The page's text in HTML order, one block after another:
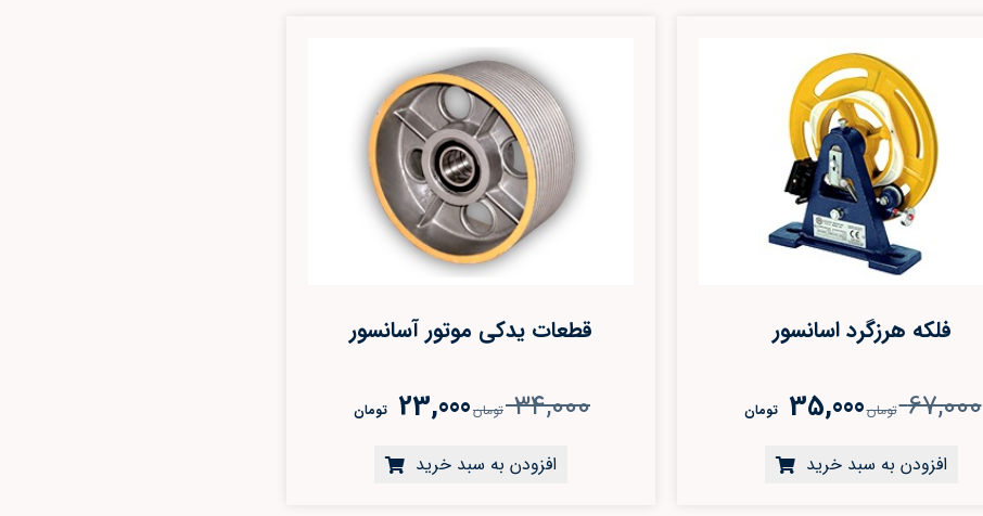
فلکه هرزگرد اسانسور
67,000 تومان35,000 تومان
افزودن به سبد خرید
قطعات يدکي موتور آسانسور
34,000 تومان23,000 تومان
افزودن به سبد خرید